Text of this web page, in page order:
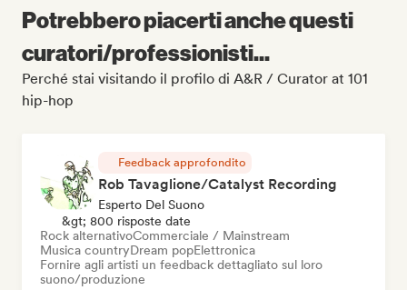
Potrebbero piacerti anche questi
curatori/professionisti...
Perché stai visitando il profilo di A&R / Curator at 101
hip-hop
Feedback approfondito
Rob Tavaglione/Catalyst Recording
Esperto Del Suono
&gt; 800 risposte date
Rock alternativoCommerciale / Mainstream
Musica countryDream popElettronica
Fornire agli artisti un feedback dettagliato sul loro
suono/produzione